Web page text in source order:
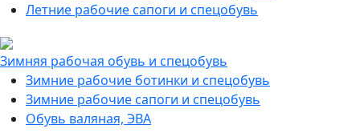
Летние рабочие сапоги и спецобувь
Зимняя рабочая обувь и спецобувь
Зимние рабочие ботинки и спецобувь
Зимние рабочие сапоги и спецобувь
Обувь валяная, ЭВА